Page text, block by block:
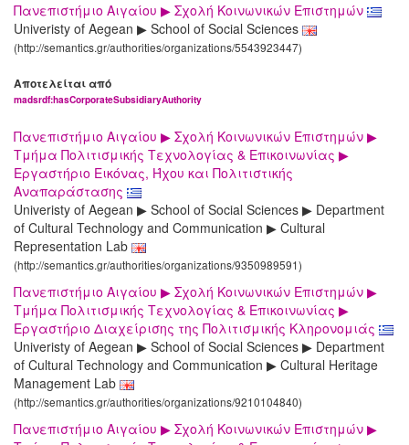
Πανεπιστήμιο Αιγαίου ▶ Σχολή Κοινωνικών Επιστημών
Univeristy of Aegean ▶ School of Social Sciences
(http://semantics.gr/authorities/organizations/5543923447)
Αποτελείται από
madsrdf:hasCorporateSubsidiaryAuthority
Πανεπιστήμιο Αιγαίου ▶ Σχολή Κοινωνικών Επιστημών ▶
Τμήμα Πολιτισμικής Τεχνολογίας & Επικοινωνίας ▶
Εργαστήριο Εικόνας, Ήχου και Πολιτιστικής
Αναπαράστασης
Univeristy of Aegean ▶ School of Social Sciences ▶ Department
of Cultural Technology and Communication ▶ Cultural
Representation Lab
(http://semantics.gr/authorities/organizations/9350989591)
Πανεπιστήμιο Αιγαίου ▶ Σχολή Κοινωνικών Επιστημών ▶
Τμήμα Πολιτισμικής Τεχνολογίας & Επικοινωνίας ▶
Εργαστήριο Διαχείρισης της Πολιτισμικής Κληρονομιάς
Univeristy of Aegean ▶ School of Social Sciences ▶ Department
of Cultural Technology and Communication ▶ Cultural Heritage
Management Lab
(http://semantics.gr/authorities/organizations/9210104840)
Πανεπιστήμιο Αιγαίου ▶ Σχολή Κοινωνικών Επιστημών ▶